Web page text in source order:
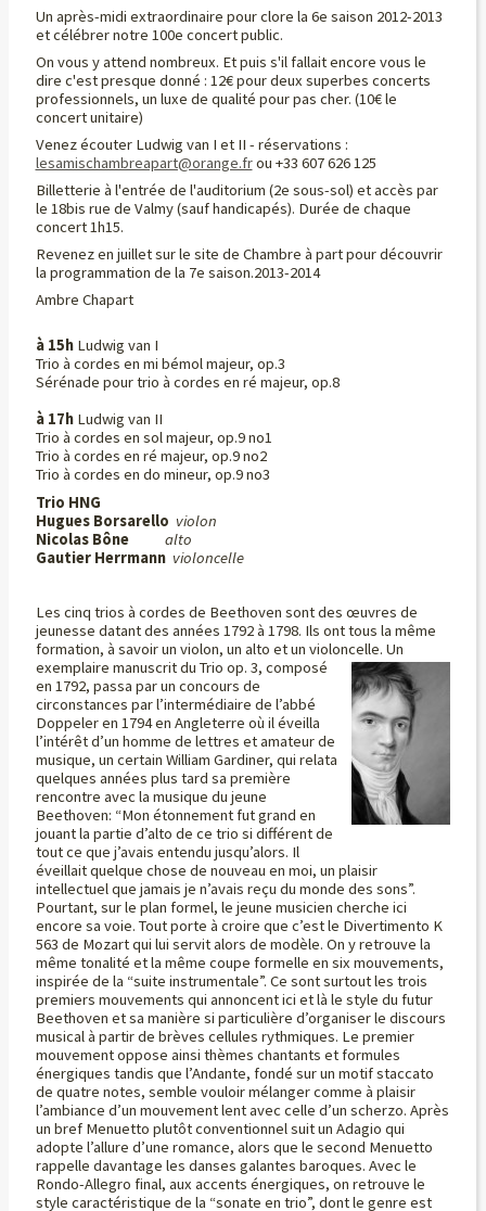
Un après-midi extraordinaire pour clore la 6e saison 2012-2013
et célébrer notre 100e concert public.
On vous y attend nombreux. Et puis s'il fallait encore vous le
dire c'est presque donné : 12€ pour deux superbes concerts
professionnels, un luxe de qualité pour pas cher. (10€ le
concert unitaire)
Venez écouter Ludwig van I et II - réservations :
lesamischambreapart@orange.frou +33 607 626 125
Billetterie à l'entrée de l'auditorium (2e sous-sol) et accès par
le 18bis rue de Valmy (sauf handicapés). Durée de chaque
concert 1h15.
Revenez en juillet sur le site de Chambre à part pour découvrir
la programmation de la 7e saison.2013-2014
Ambre Chapart
à 15hLudwig van I
Trio à cordes en mi bémol majeur, op.3
Sérénade pour trio à cordes en ré majeur, op.8
à 17hLudwig van II
Trio à cordes en sol majeur, op.9 no1
Trio à cordes en ré majeur, op.9 no2
Trio à cordes en do mineur, op.9 no3
Trio HNG
Hugues Borsarello violon
Nicolas Bône
alto
Gautier Herrmann violoncelle
Les cinq trios à cordes de Beethoven sont des œuvres de
jeunesse datant des années 1792 à 1798. Ils ont tous la même
formation, à savoir un violon, un alto et un violoncelle. Un
exemplaire manuscrit du Trio op. 3, composé
en 1792, passa par un concours de
circonstances par l’intermédiaire de l’abbé
Doppeler en 1794 en Angleterre où il éveilla
l’intérêt d’un homme de lettres et amateur de
musique, un certain William Gardiner, qui relata
quelques années plus tard sa première
rencontre avec la musique du jeune
Beethoven: “Mon étonnement fut grand en
jouant la partie d’alto de ce trio si différent de
tout ce que j’avais entendu jusqu’alors. Il
éveillait quelque chose de nouveau en moi, un plaisir
intellectuel que jamais je n’avais reçu du monde des sons”.
Pourtant, sur le plan formel, le jeune musicien cherche ici
encore sa voie. Tout porte à croire que c’est le Divertimento K
563 de Mozart qui lui servit alors de modèle. On y retrouve la
même tonalité et la même coupe formelle en six mouvements,
inspirée de la “suite instrumentale”. Ce sont surtout les trois
premiers mouvements qui annoncent ici et là le style du futur
Beethoven et sa manière si particulière d’organiser le discours
musical à partir de brèves cellules rythmiques. Le premier
mouvement oppose ainsi thèmes chantants et formules
énergiques tandis que l’Andante, fondé sur un motif staccato
de quatre notes, semble vouloir mélanger comme à plaisir
l’ambiance d’un mouvement lent avec celle d’un scherzo. Après
un bref Menuetto plutôt conventionnel suit un Adagio qui
adopte l’allure d’une romance, alors que le second Menuetto
rappelle davantage les danses galantes baroques. Avec le
Rondo-Allegro final, aux accents énergiques, on retrouve le
style caractéristique de la “sonate en trio”, dont le genre est